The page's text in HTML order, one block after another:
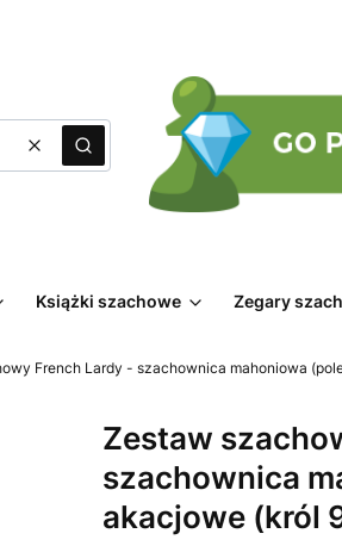
WyczyśćSzukaj
Książki szachowe Zegary
French Lardy - szachownica mahoniowa
Zestaw
szachownica
akacjowe (król